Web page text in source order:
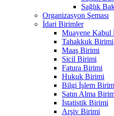
Sağlık
Organizasyon Şeması
İdari Birimler
Muayene Kabul
Tahakkuk Birimi
Maaş Birimi
Sicil Birimi
Fatura Birimi
Hukuk Birimi
Bilgi İşlem
Satın Alma
İstatistik Birimi
Arşiv Birimi